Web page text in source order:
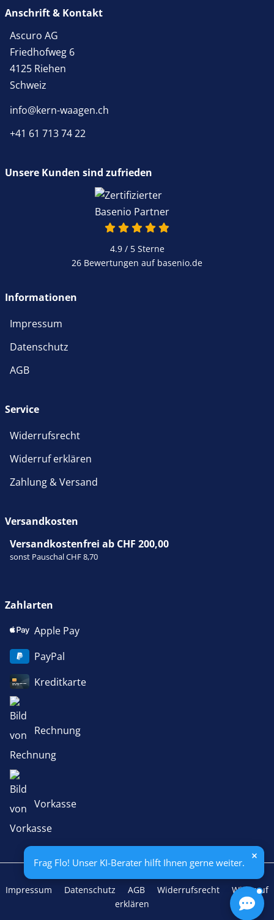
Frag Flo! Unser KI-Berater hilft Ihnen gerne weiter.
Anschrift & Kontakt
Ascuro AG
Friedhofweg 6
4125 Riehen
Schweiz
info@kern-waagen.ch
+41 61 713 74 22
Unsere Kunden sind zufrieden
4.9 von 5
4.9 / 5Sterne
26 Bewertungen auf basenio.de
Informationen
Impressum
Datenschutz
AGB
Service
Widerrufsrecht
Widerruf erklären
Zahlung & Versand
Versandkosten
Versandkostenfrei ab CHF 200,00
sonst Pauschal CHF 8,70
Zahlarten
Apple Pay
PayPal
Kreditkarte
Rechnung
Vorkasse
Impressum Datenschutz AGB Widerrufsrecht
Widerruf
erklären